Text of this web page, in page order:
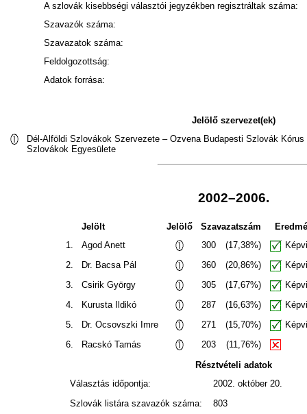
A szlovák kisebbségi választói jegyzékben regisztráltak száma:
Szavazók száma:
Szavazatok száma:
Feldolgozottság:
Adatok forrása:
Jelölő szervezet(ek)
Dél-Alföldi Szlovákok Szervezete – Ozvena Budapesti Szlovák
Szlovákok Egyesülete
2002–2006.
Jelölt Jelölő Szavazatszám
1.
Agod Anett 300 (17,38%)
2.
Dr. Bacsa Pál 360 (20,86%)
3.
Csirik György 305 (17,67%)
4.
Kurusta Ildikó 287 (16,63%)
5.
Dr. Ocsovszki Imre 271 (15,70%)
6.
Racskó Tamás 203
(11,76%)
Résztvételi adatok
Választás időpontja:
2002. október 20.
Szlovák listára szavazók száma:
803